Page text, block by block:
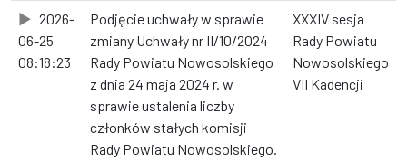
2026-
06-25
08:18:23
Podjęcie uchwały w sprawie
zmiany Uchwały nr II/10/2024
Rady Powiatu Nowosolskiego
z dnia 24 maja 2024 r. w
sprawie ustalenia liczby
członków stałych komisji
Rady Powiatu Nowosolskiego.
XXXIV sesja
Rady Powiatu
Nowosolskiego
VII Kadencji